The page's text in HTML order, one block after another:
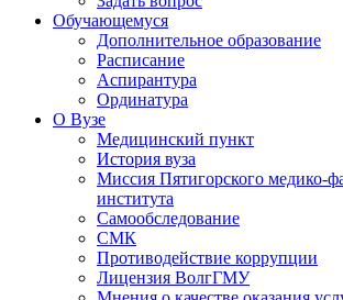
Обучающемуся
Дополнительное образование
Расписание
Аспирантура
Ординатура
О Вузе
Медицинский пункт
История вуза
Миссия Пятигорского медико-
института
Самообследование
СМК
Противодействие коррупции
Лицензия ВолгГМУ